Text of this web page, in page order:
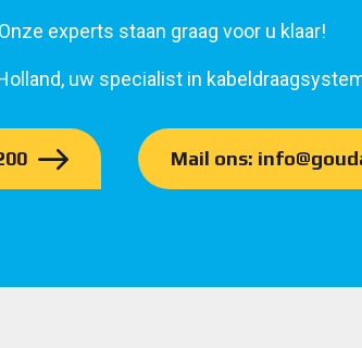
Onze experts staan graag voor u klaar!
uw specialist in
Mail ons: